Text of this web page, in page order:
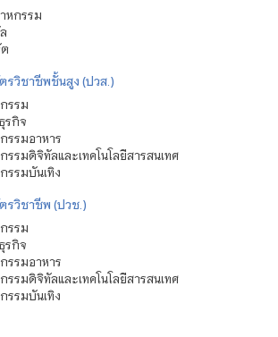
หกรรม
รวิชาชีพชั้นสูง (ปวส.)
รรม
รกิจ
รรมอาหาร
รรมดิจิทัลและเทคโนโลยีสารสนเทศ
รรมบันเทิง
รวิชาชีพ (ปวช.)
รรม
รกิจ
รรมอาหาร
รรมดิจิทัลและเทคโนโลยีสารสนเทศ
รรมบันเทิง